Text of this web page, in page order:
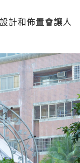
計和佈置會讓人